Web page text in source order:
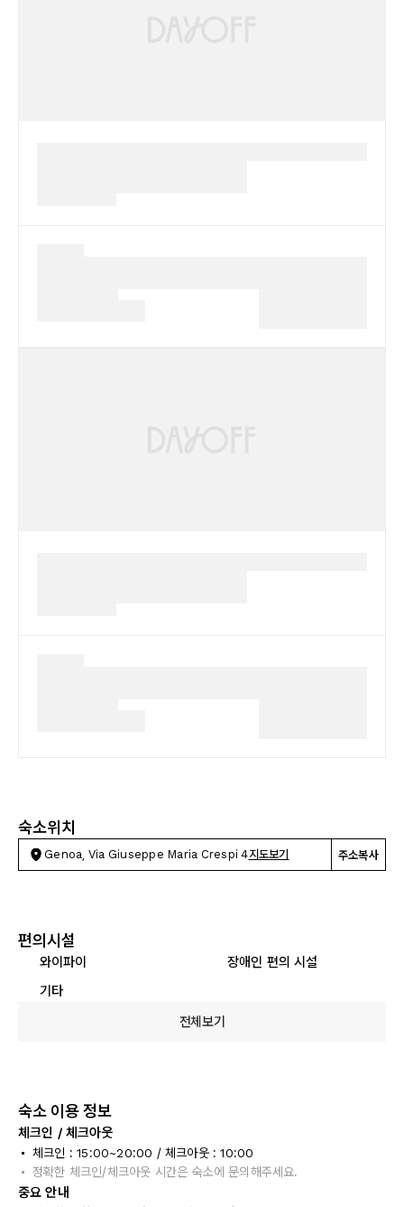
숙소위치
Genoa, Via Giuseppe Maria Crespi 4지도보기 주소복사
편의시설
와이파이
장애인 편의 시설
기타
전체보기
숙소 이용 정보
체크인 / 체크아웃
체크인 : 15:00~20:00 / 체크아웃 : 10:00
정확한 체크인/체크아웃 시간은 숙소에 문의해주세요.
중요 안내